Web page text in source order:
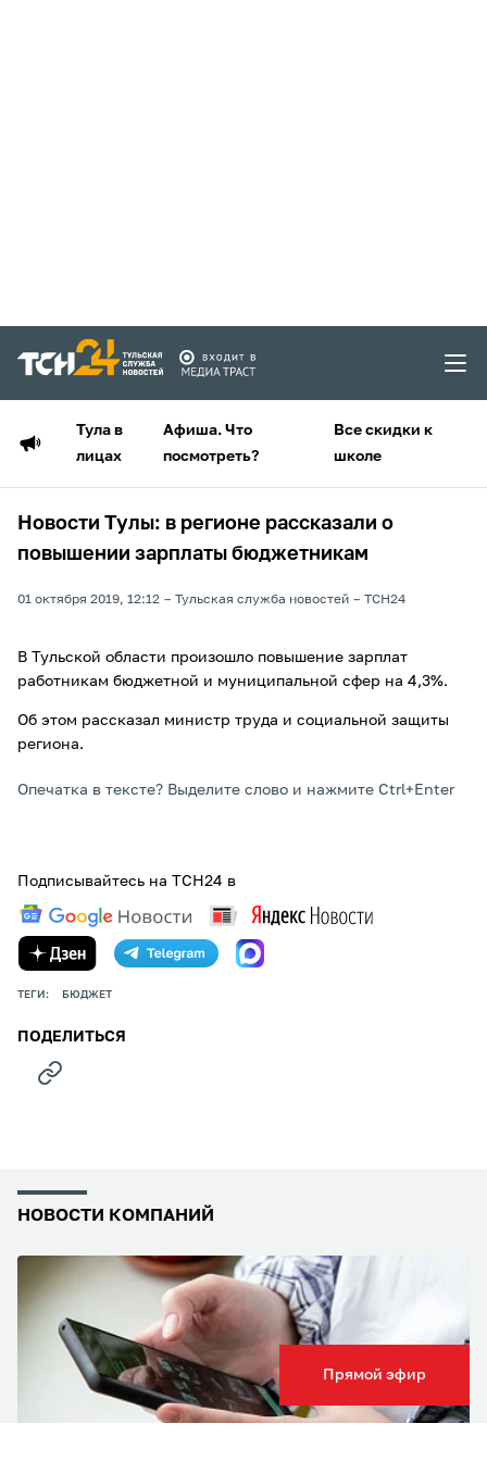
Тула в
лицах
Афиша. Что
посмотреть?
Все скидки к
школе
Прямой эфир
Новости Тулы: в регионе рассказали о
повышении зарплаты бюджетникам
01 октября 2019, 12:12 Тульская служба новостей ТСН24
В Тульской области произошло повышение зарплат
работникам бюджетной и муниципальной сфер на 4,3%.
Об этом рассказал министр труда и социальной защиты
региона.
Опечатка в тексте? Выделите слово и нажмите Ctrl+Enter
Подписывайтесь на ТСН24 в
ТЕГИ: БЮДЖЕТ
ПОДЕЛИТЬСЯ
НОВОСТИ КОМПАНИЙ